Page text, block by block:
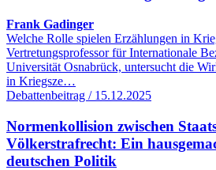
Frank Gadinger
Welche Rolle spielen Erzählungen in
Vertretungsprofessor für Internationale
Universität Osnabrück, untersucht die
in Kriegsze…
Debattenbeitrag / 15.12.2025
Normenkollision zwischen
Völkerstrafrecht: Ein
deutschen Politik